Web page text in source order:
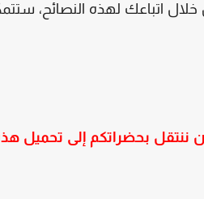
خلال اتباعك لهذه النصائح،
ننتقل بحضراتكم إلى تحميل